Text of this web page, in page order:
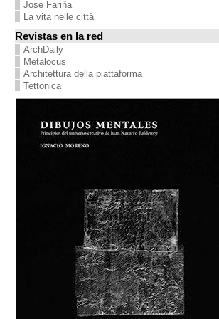
José Fariña
La vita nelle città
Revistas en la red
ArchDaily
Metalocus
Architettura della piattaforma
Tettonica